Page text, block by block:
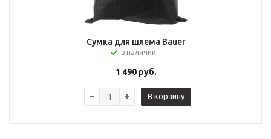
Сумка для шлема Bauer
в наличии
1 490руб.
В корзину